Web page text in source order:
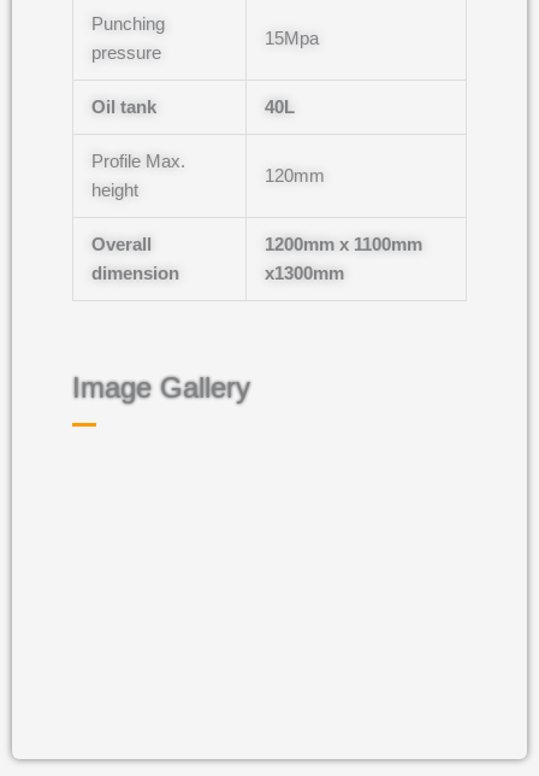
Punching
pressure
15Mpa
Oil tank 40L
Profile Max.
height
120mm
Overall
dimension
1200mm x 1100mm
x1300mm
Image Gallery